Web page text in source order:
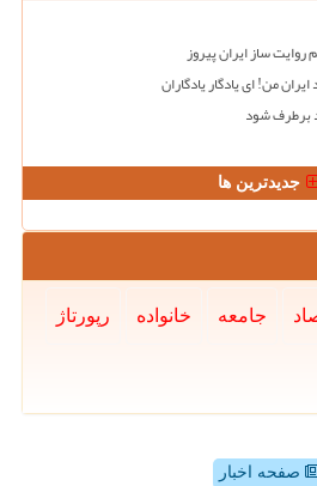
روایت ساز ایران پیروز
من! ای یادگار یادگاران
برطرف شود
جدیدترین ها
جامعه خانواده رپورتاژ
صفحه اخبار